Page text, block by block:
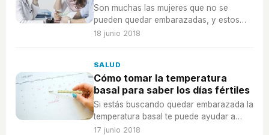
Son muchas las mujeres que no se
pueden quedar embarazadas, y estos
son algunos de los motivos que se lo
18 junio 2018
SALUD
Cómo tomar la temperatura
basal para saber los días fértiles
Si estás buscando quedar embarazada la
temperatura basal te puede ayudar a
descubrir tus días fértiles.
17 junio 2018